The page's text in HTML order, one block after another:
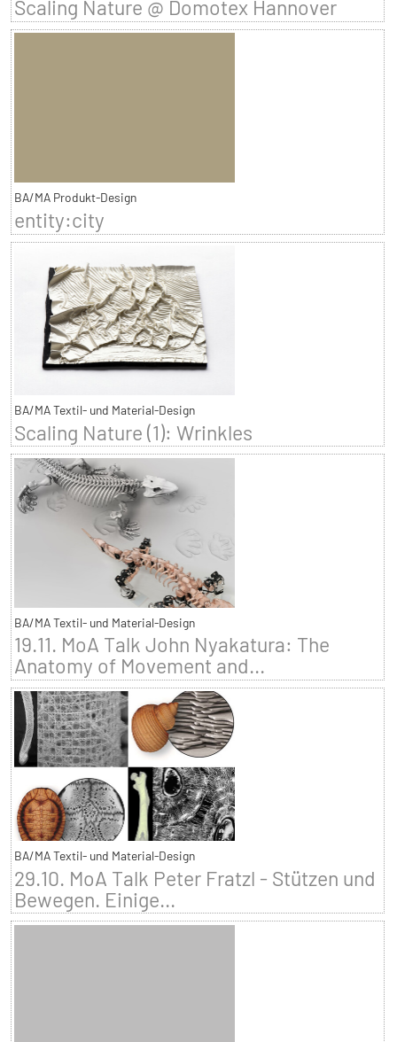
Scaling Nature @ Domotex Hannover
BA/MA Produkt-Design
entity:city
BA/MA Textil- und Material-Design
Scaling Nature (1): Wrinkles
BA/MA Textil- und Material-Design
19.11. MoA Talk John Nyakatura: The
Anatomy of Movement and...
BA/MA Textil- und Material-Design
29.10. MoA Talk Peter Fratzl - Stützen und
Bewegen. Einige...